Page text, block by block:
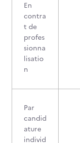
En
contra
t de
profes
sionna
lisatio
n
Par
candid
ature
individ